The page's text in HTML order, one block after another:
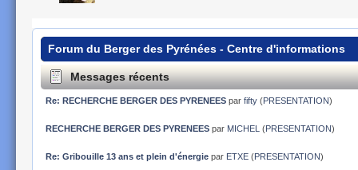
Forum du Berger des Pyrénées - Centre d'informations
Messages récents
Re: RECHERCHE BERGER DES PYRENEES par fifty(PRESENTATION)
RECHERCHE BERGER DES PYRENEES par MICHEL (PRESENTATION)
Re: Gribouille 13 ans et plein d'énergiepar ETXE(PRESENTATION)